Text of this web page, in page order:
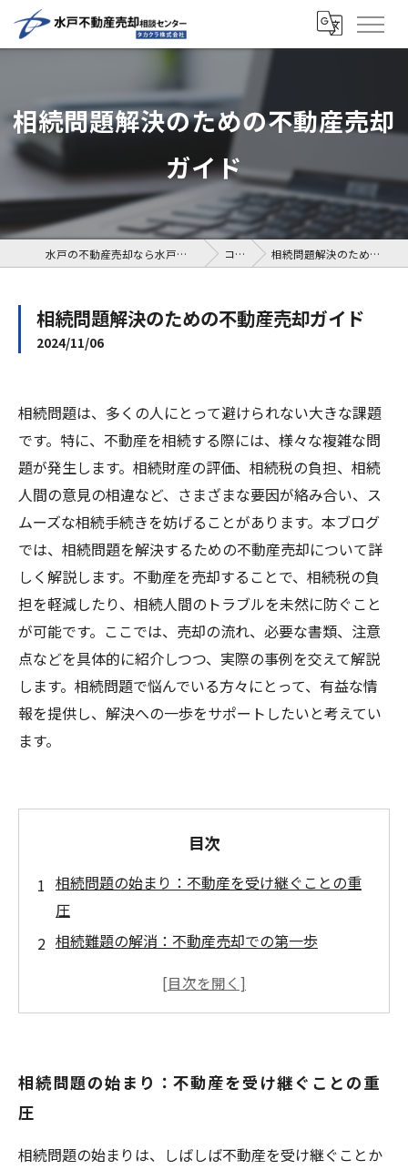
相続問題解決のための不動産売却
ガイド
水戸の不動産売却なら水戸不動産売却相談センター コラム 相続問題解決のための不動産売却ガイド
相続問題解決のための不動産売却ガイド
2024/11/06
相続問題は、多くの人にとって避けられない大きな課題
です。特に、不動産を相続する際には、様々な複雑な問
題が発生します。相続財産の評価、相続税の負担、相続
人間の意見の相違など、さまざまな要因が絡み合い、ス
ムーズな相続手続きを妨げることがあります。本ブログ
では、相続問題を解決するための不動産売却について詳
しく解説します。不動産を売却することで、相続税の負
担を軽減したり、相続人間のトラブルを未然に防ぐこと
が可能です。ここでは、売却の流れ、必要な書類、注意
点などを具体的に紹介しつつ、実際の事例を交えて解説
します。相続問題で悩んでいる方々にとって、有益な情
報を提供し、解決への一歩をサポートしたいと考えてい
ます。
目次
相続問題の始まり：不動産を受け継ぐことの重
圧
相続難題の解消：不動産売却での第一歩
トラブル回避の秘訣：相続人同士のコミュニケ
相続税対策：売却で負担を軽減する方法
相続問題の始まり：不動産を受け継ぐことの重
圧
相続問題の始まりは、しばしば不動産を受け継ぐことか